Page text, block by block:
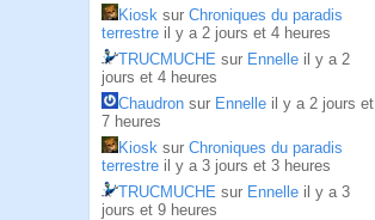
Kiosk sur Chroniques du paradis
terrestre il y a 2 jours et 4 heures
TRUCMUCHE sur Ennelle il y a 2
jours et 4 heures
Chaudron sur Ennelle il y a 2 jours et
7 heures
Kiosk sur Chroniques du paradis
terrestre il y a 3 jours et 3 heures
TRUCMUCHE sur Ennelle il y a 3
jours et 9 heures